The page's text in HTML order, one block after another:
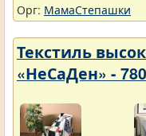
Орг: МамаСтепашки
Текстиль
«НеСаДен» -